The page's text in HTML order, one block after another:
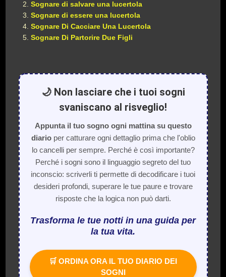
Sognare di salvare una lucertola
Sognare di essere una lucertola
Sognare Di Cacciare Una Lucertola
Sognare Di Partorire Due Figli
🌙 Non lasciare che i tuoi sogni
svaniscano al risveglio!
Appunta il tuo sogno ogni mattina su questo
diarioper catturare ogni dettaglio prima che l'oblio
lo cancelli per sempre. Perché è così importante?
Perché i sogni sono il linguaggio segreto del tuo
inconscio: scriverli ti permette di decodificare i tuoi
desideri profondi, superare le tue paure e trovare
risposte che la logica non può darti.
Trasforma le tue notti in una guida per
la tua vita.
🛒 ORDINA ORA IL TUO DIARIO DEI
SOGNI